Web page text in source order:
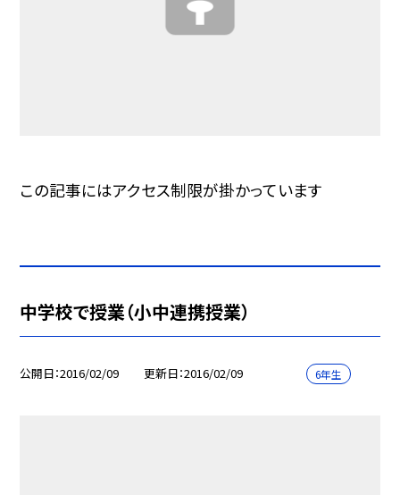
この記事にはアクセス制限が掛かっています
中学校で授業（小中連携授業）
公開日 2016/02/09 更新日 2016/02/09 6年生